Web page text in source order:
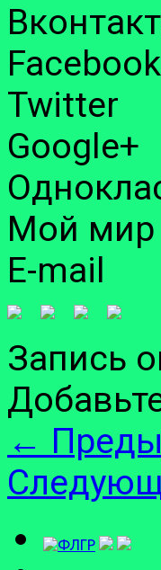
Facebook
Twitter
Google+
Мой мир
E-mail
Запись
←